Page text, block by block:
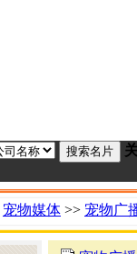
宠物媒体 >> 宠物广